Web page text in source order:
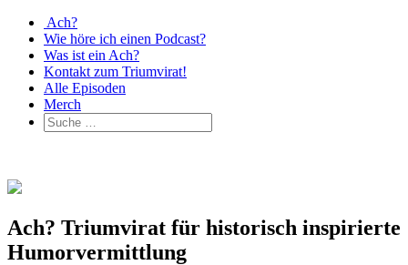
Ach?
Wie höre ich einen Podcast?
Was ist ein Ach?
Kontakt zum Triumvirat!
Alle Episoden
Merch
Ach? Triumvirat für historisch inspirierte
Humorvermittlung